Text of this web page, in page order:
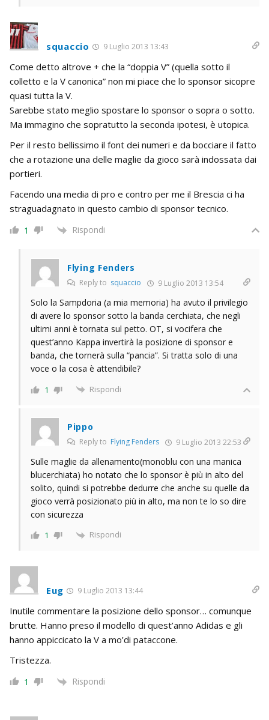
squaccio 9 Luglio 2013 13:43
Come detto altrove + che la “doppia V” (quella sotto il
colletto e la V canonica” non mi piace che lo sponsor sicopre
quasi tutta la V.
Sarebbe stato meglio spostare lo sponsor o sopra o sotto.
Ma immagino che sopratutto la seconda ipotesi, è utopica.
Per il resto bellissimo il font dei numeri e da bocciare il fatto
che a rotazione una delle maglie da gioco sarà indossata dai
portieri.
Facendo una media di pro e contro per me il Brescia ci ha
straguadagnato in questo cambio di sponsor tecnico.
1 Rispondi
Flying Fenders
Reply to squaccio 9 Luglio 2013 13:54
Solo la Sampdoria (a mia memoria) ha avuto il privilegio
di avere lo sponsor sotto la banda cerchiata, che negli
ultimi anni è tornata sul petto. OT, si vocifera che
quest’anno Kappa invertirà la posizione di sponsor e
banda, che tornerà sulla “pancia”. Si tratta solo di una
voce o la cosa è attendibile?
1 Rispondi
Pippo
Reply to Flying Fenders 9 Luglio 2013 22:53
Sulle maglie da allenamento(monoblu con una manica
blucerchiata) ho notato che lo sponsor è più in alto del
solito, quindi si potrebbe dedurre che anche su quelle da
gioco verrà posizionato più in alto, ma non te lo so dire
con sicurezza
1 Rispondi
Eug 9 Luglio 2013 13:44
Inutile commentare la posizione dello sponsor… comunque
brutte. Hanno preso il modello di quest’anno Adidas e gli
hanno appiccicato la V a mo’di pataccone.
Tristezza.
1 Rispondi